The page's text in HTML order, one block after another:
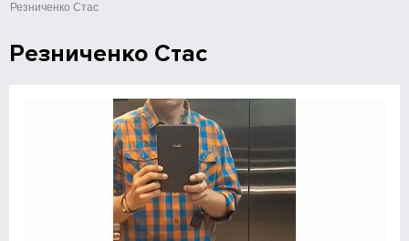
Резниченко Стас
Резниченко Стас